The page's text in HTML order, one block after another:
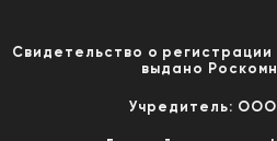
Свидетельство о
выдано
Учредитель: